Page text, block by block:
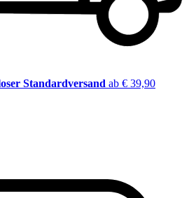
Standardversand ab € 39,90